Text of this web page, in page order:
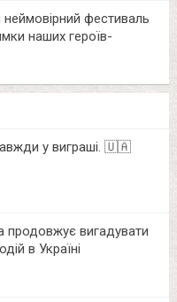
фестиваль
наших героїв-
у виграші. 🇺🇦
продовжує вигадувати
в Україні